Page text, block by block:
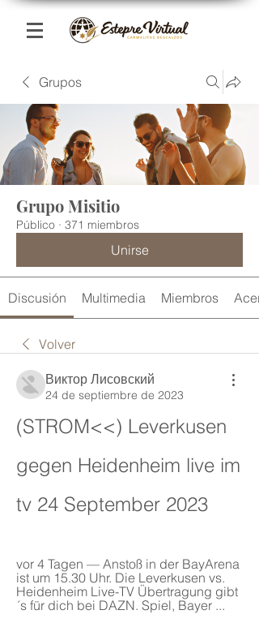
Grupos
Grupo Misitio
Público · 371 miembros
Unirse
Discusión Multimedia Miembros
Volver
Виктор Лисовский
24 de septiembre de 2023
(STROM<<) Leverkusen
gegen Heidenheim live im
tv 24 September 2023
vor 4 Tagen — Anstoß in der BayArena
ist um 15.30 Uhr. Die Leverkusen vs.
Heidenheim Live-TV Übertragung gibt
´s für dich bei DAZN. Spiel, Bayer ...